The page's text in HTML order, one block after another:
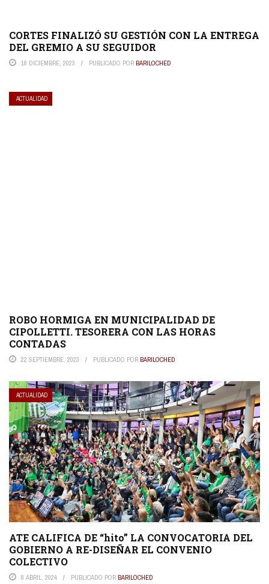
CORTES FINALIZÓ SU GESTIÓN CON LA ENTREGA
DEL GREMIO A SU SEGUIDOR
18 DICIEMBRE, 2023 PUBLICADO POR BARILOCHED
ACTUALIDAD
ROBO HORMIGA EN MUNICIPALIDAD DE
CIPOLLETTI. TESORERA CON LAS HORAS
CONTADAS
22 SEPTIEMBRE, 2023 PUBLICADO POR BARILOCHED
ACTUALIDAD
ATE CALIFICA DE “hito” LA CONVOCATORIA DEL
GOBIERNO A RE-DISEÑAR EL CONVENIO
COLECTIVO
8 ABRIL, 2024 PUBLICADO POR BARILOCHED